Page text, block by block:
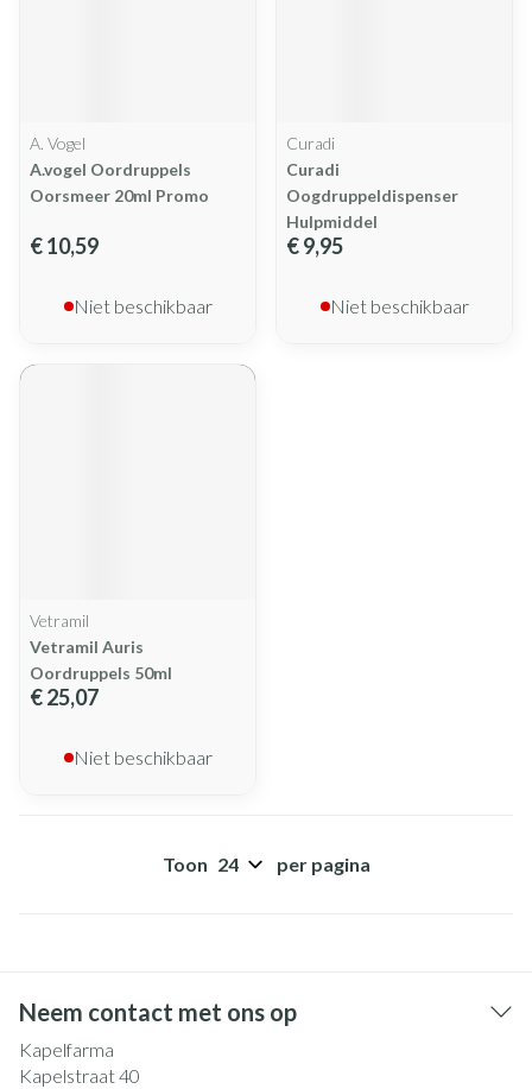
A. Vogel
A.vogel Oordruppels
Oorsmeer 20ml Promo
€ 10,59
Niet beschikbaar
Curadi
Curadi
Oogdruppeldispenser
Hulpmiddel
€ 9,95
Niet beschikbaar
Vetramil
Vetramil Auris
Oordruppels 50ml
€ 25,07
Niet beschikbaar
Toon per pagina
Neem contact met ons op
Kapelfarma
Kapelstraat 40